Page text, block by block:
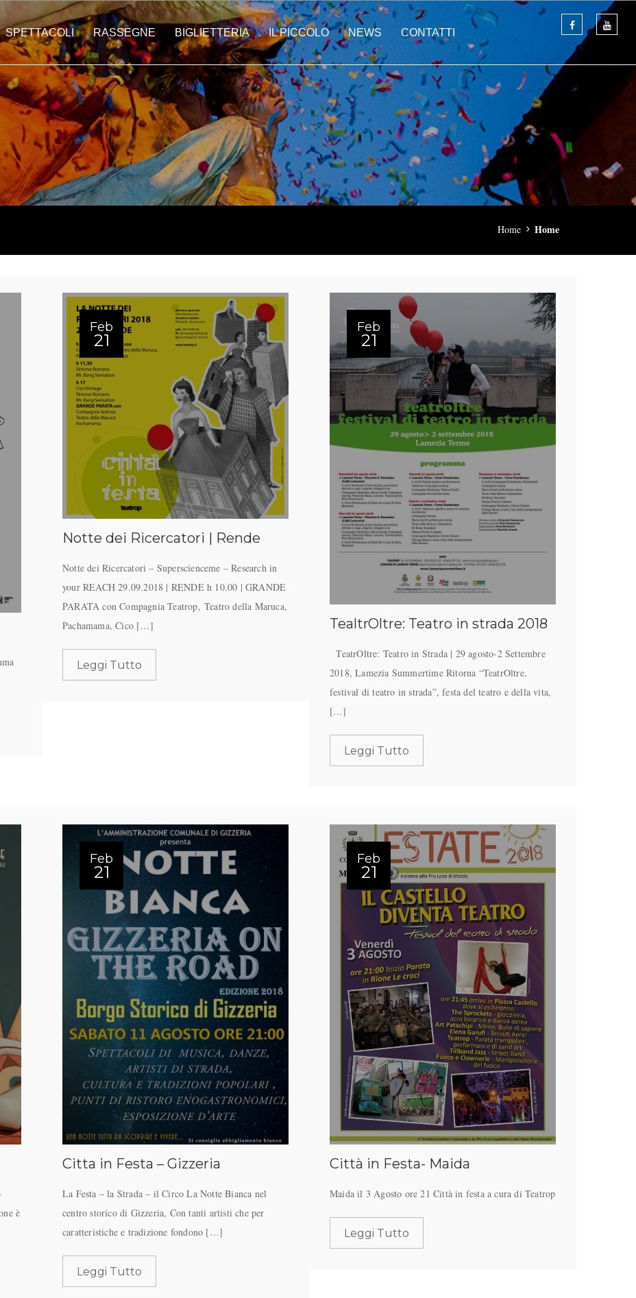
SPETTACOLI RASSEGNE BIGLIETTERIA IL PICCOLO NEWS CONTATTI
Home Home
Feb
21
Notte dei Ricercatori | Rende
Notte dei Ricercatori – Superscienceme – Research in
your REACH 29.09.2018 | RENDE h 10.00 | GRANDE
PARATA con Compagnia Teatrop, Teatro della Maruca,
Pachamama, Cico […]
Leggi Tutto
Feb
21
TealtrOltre: Teatro in strada 2018
TeatrOltre: Teatro in Strada | 29 agosto-2 Settembre
2018, Lamezia Summertime Ritorna “TeatrOltre,
festival di teatro in strada”, festa del teatro e della vita,
[…]
Leggi Tutto
è
Feb
21
Citta in Festa – Gizzeria
La Festa – la Strada – il Circo La Notte Bianca nel
centro storico di Gizzeria, Con tanti artisti che per
caratteristiche e tradizione fondono […]
Leggi Tutto
Feb
21
Città in Festa- Maida
Maida il 3 Agosto ore 21 Città in festa a cura di Teatrop
Leggi Tutto